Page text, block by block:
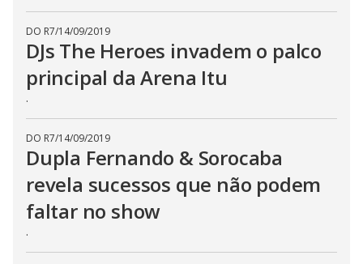
DO R7/14/09/2019
DJs The Heroes invadem o palco
principal da Arena Itu
.
DO R7/14/09/2019
Dupla Fernando & Sorocaba
revela sucessos que não podem
faltar no show
.